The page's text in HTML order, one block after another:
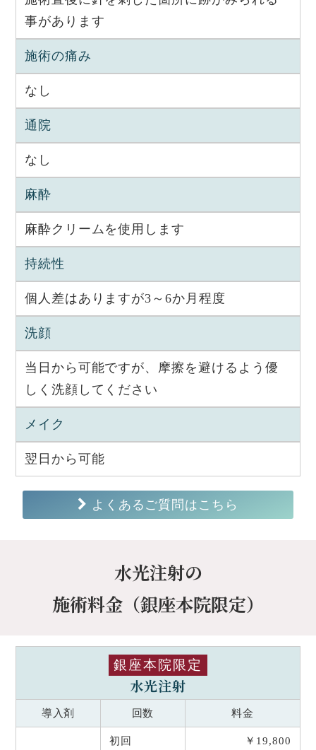
事があります
施術の痛み
なし
通院
なし
麻酔
麻酔クリームを使用します
持続性
個人差はありますが3～6か月程度
洗顔
当日から可能ですが、摩擦を避けるよう優
しく洗顔してください
メイク
翌日から可能
よくあるご質問はこちら
水光注射の
施術料金（銀座本院限定）
銀座本院限定
水光注射
導入剤 回数 料金
初回
￥19,800